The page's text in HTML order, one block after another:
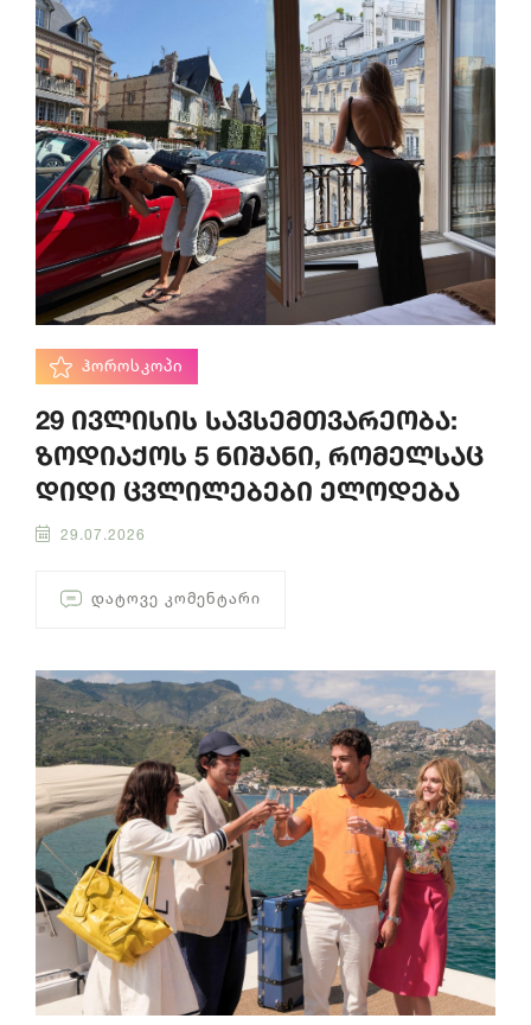
ᲰᲝᲠᲝᲡᲙᲝᲞᲘ
29 ივლისის სავსემთვარეობა:
ზოდიაქოს 5 ნიშანი, რომელსაც
დიდი ცვლილებები ელოდება
29.07.2026
ᲓᲐᲢᲝᲕᲔ ᲙᲝᲛᲔᲜᲢᲐᲠᲘ